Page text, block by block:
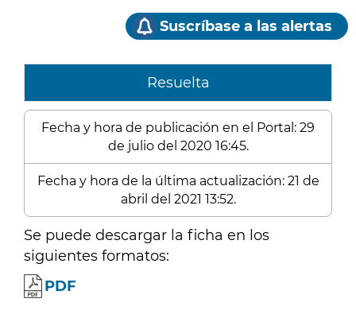
Suscríbase a las alertas
Resuelta
Fecha y hora de publicación en el Portal: 29
de julio del 2020 16:45.
Fecha y hora de la última actualización: 21 de
abril del 2021 13:52.
Se puede descargar la ficha en los
siguientes formatos:
PDF